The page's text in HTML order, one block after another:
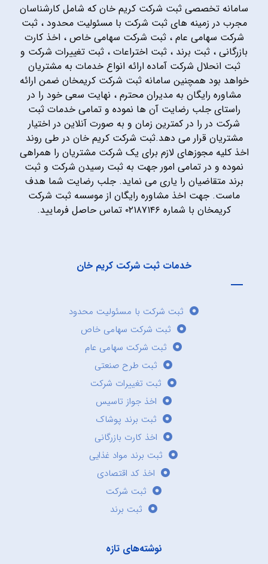
سامانه تخصصی ثبت شرکت کریم خان که شامل کارشناسان
مجرب در زمینه های ثبت شرکت با مسئولیت محدود ، ثبت
شرکت سهامی عام ، ثبت شرکت سهامی خاص ، اخذ کارت
بازرگانی ، ثبت برند ، ثبت اختراعات ، ثبت تغییرات شرکت و
ثبت انحلال شرکت آماده ارائه انواع خدمات به مشتریان
خواهد بود همچنین سامانه ثبت شرکت کریمخان ضمن ارائه
مشاوره رایگان به مدیران محترم ، نهایت سعی خود را در
راستای جلب رضایت آن ها نموده و تمامی خدمات ثبت
شرکت در را در کمترین زمان و به صورت آنلاین در اختیار
مشتریان قرار می دهد.ثبت شرکت کریم خان در طی روند
اخذ کلیه مجوزهای لازم برای یک شرکت مشتریان را همراهی
نموده و در تمامی امور جهت به ثبت رسیدن شرکت و ثبت
برند متقاضیان را یاری می نماید. جلب رضایت شما هدف
ماست. جهت اخذ مشاوره رایگان از موسسه ثبت شرکت
کریمخان با شماره ۰۲۱۸۷۱۴۶ تماس حاصل فرمایید.
خدمات ثبت شرکت کریم خان
ثبت شرکت با مسئولیت محدود
ثبت شرکت سهامی خاص
ثبت شرکت سهامی عام
ثبت طرح صنعتی
ثبت تغییرات شرکت
اخذ جواز تاسیس
ثبت برند پوشاک
اخذ کارت بازرگانی
ثبت برند مواد غذایی
اخذ کد اقتصادی
ثبت شرکت
ثبت برند
نوشته‌های تازه